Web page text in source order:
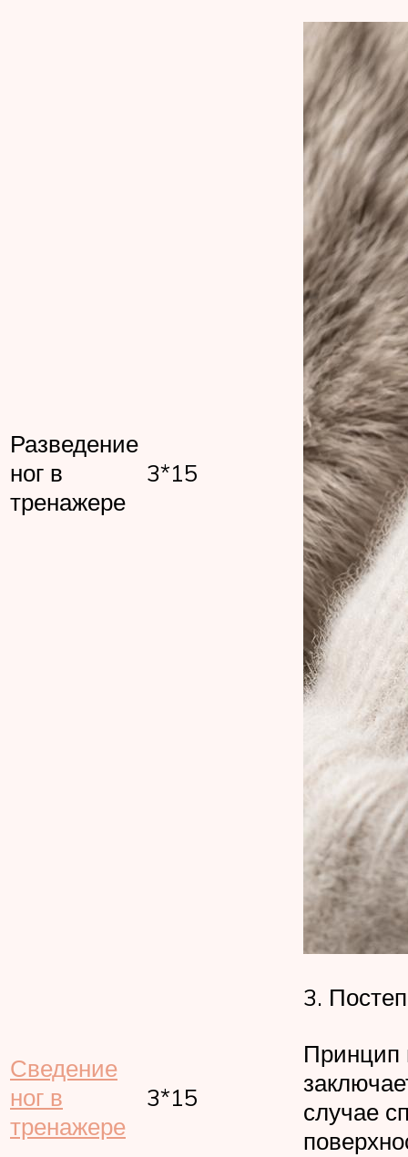
Разведение
ног в
тренажере
3*15
3.
Сведение
ног в
тренажере
3*15
Принцип
случае